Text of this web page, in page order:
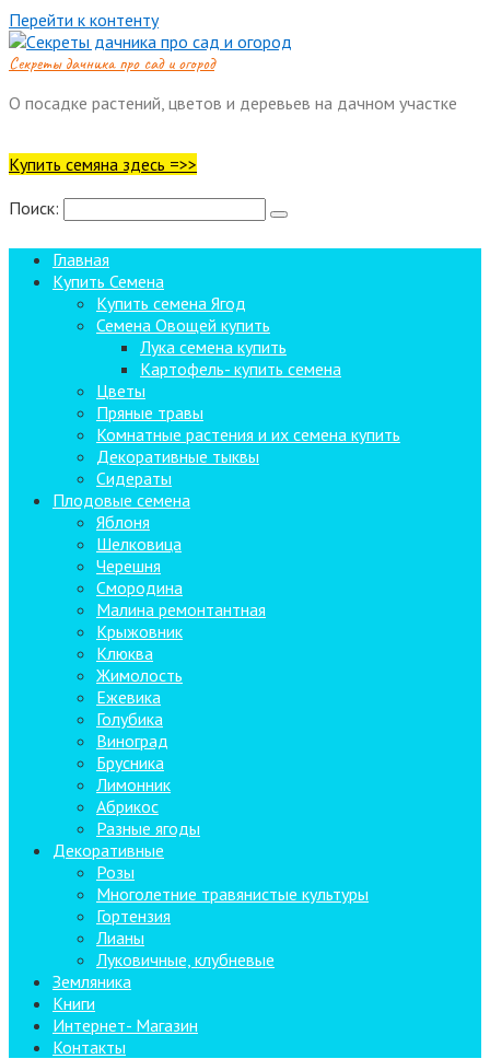
Перейти к контенту
Cекреты дачника про сад и огород
О посадке растений, цветов и деревьев на дачном участке
Купить семяна здесь =>>
Поиск:
Главная
Купить Семена
Купить семена Ягод
Семена Овощей купить
Лука семена купить
Картофель- купить семена
Цветы
Пряные травы
Комнатные растения и их семена купить
Декоративные тыквы
Сидераты
Плодовые семена
Яблоня
Шелковица
Черешня
Смородина
Малина ремонтантная
Крыжовник
Клюква
Жимолость
Ежевика
Голубика
Виноград
Брусника
Лимонник
Абрикос
Разные ягоды
Декоративные
Розы
Многолетние травянистые культуры
Гортензия
Лианы
Луковичные, клубневые
Земляника
Книги
Интернет- Магазин
Контакты